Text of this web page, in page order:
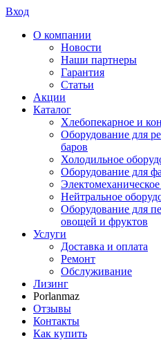
Вход
О компании
Новости
Наши партнеры
Гарантия
Статьи
Акции
Каталог
Хлебопекарное и
Оборудование для
баров
Холодильное
Оборудование для
Нейтральное
Оборудование для
овощей и фруктов
Услуги
Доставка и оплата
Ремонт
Обслуживание
Лизинг
Porlanmaz
Отзывы
Контакты
Как купить